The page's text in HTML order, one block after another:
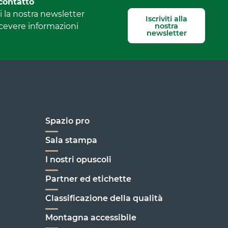
la nostra newsletter
informazioni
Iscriviti alla
nostra
newsletter
Spazio pro
Sala stampa
I nostri opuscoli
Partner ed etichette
Classificazione della qualità
Montagna accessibile